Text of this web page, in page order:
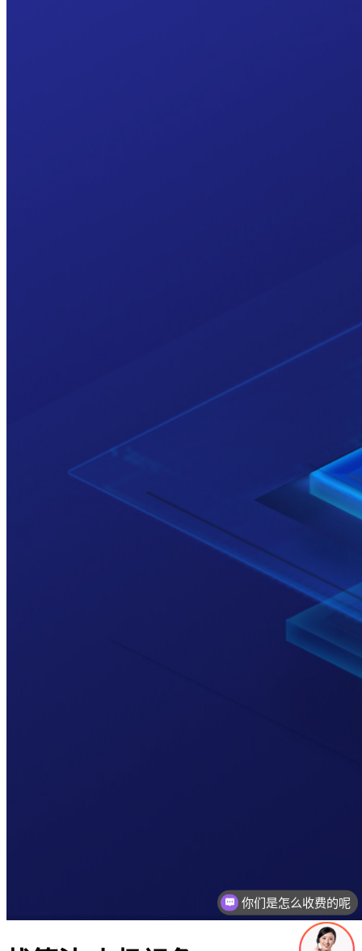
你们是怎么收费的呢
现在有优惠活动吗